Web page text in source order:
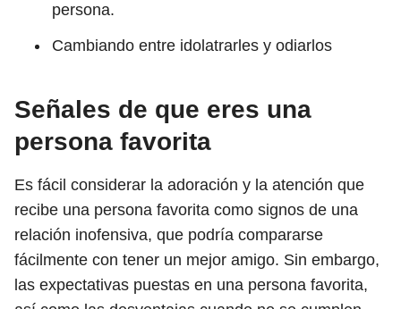
persona.
Cambiando entre idolatrarles y odiarlos
Señales de que eres una
persona favorita
Es fácil considerar la adoración y la atención que
recibe una persona favorita como signos de una
relación inofensiva, que podría compararse
fácilmente con tener un mejor amigo. Sin embargo,
las expectativas puestas en una persona favorita,